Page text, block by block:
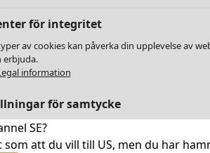
SE?
som att du vill till US, men du har
för integritet
av cookies kan påverka din upplevelse av
erbjuda.
information
för samtycke
cookies